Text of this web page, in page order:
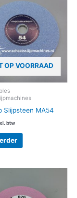
OP VOORRAAD
Slijpsteen MA54
btw